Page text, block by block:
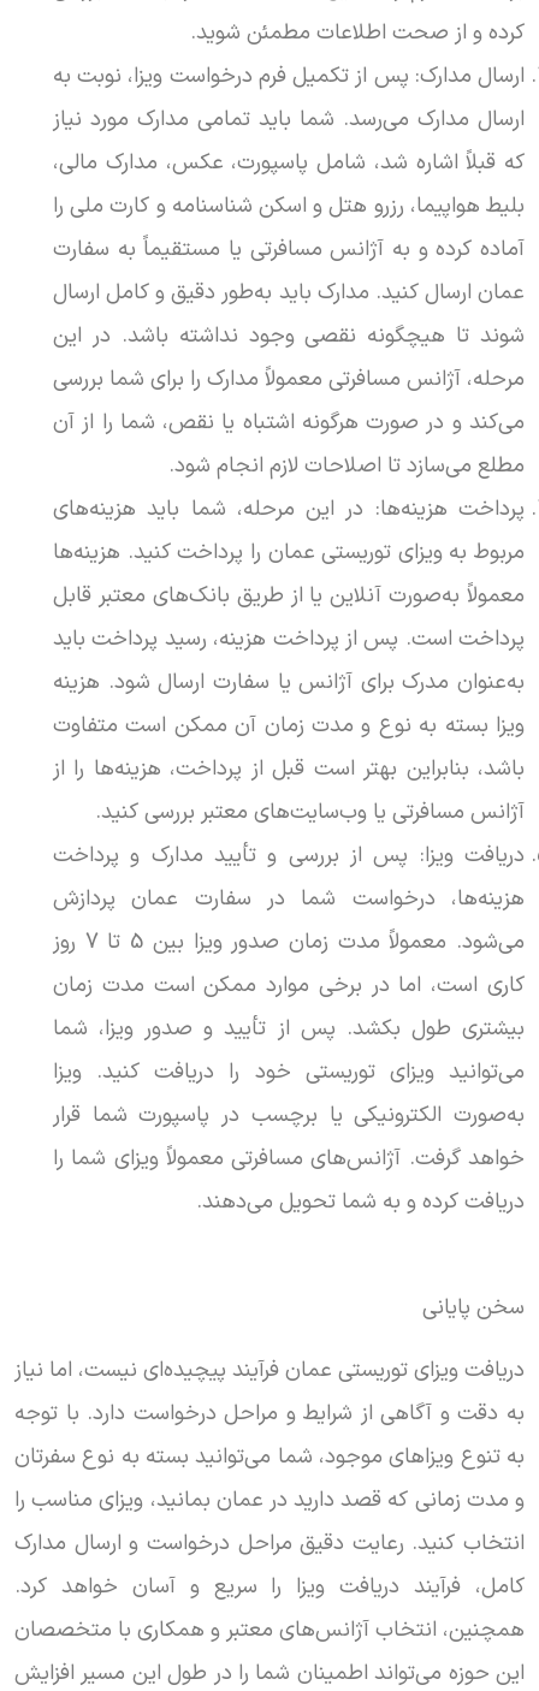
کرده و از صحت اطلاعات مطمئن شوید.
ارسال مدارک: پس از تکمیل فرم درخواست ویزا، نوبت به
ارسال مدارک می‌رسد. شما باید تمامی مدارک مورد نیاز
که قبلاً اشاره شد، شامل پاسپورت، عکس، مدارک مالی،
بلیط هواپیما، رزرو هتل و اسکن شناسنامه و کارت ملی را
آماده کرده و به آژانس مسافرتی یا مستقیماً به سفارت
عمان ارسال کنید. مدارک باید به‌طور دقیق و کامل ارسال
شوند تا هیچگونه نقصی وجود نداشته باشد. در این
مرحله، آژانس مسافرتی معمولاً مدارک را برای شما بررسی
می‌کند و در صورت هرگونه اشتباه یا نقص، شما را از آن
مطلع می‌سازد تا اصلاحات لازم انجام شود.
پرداخت هزینه‌ها: در این مرحله، شما باید هزینه‌های
مربوط به ویزای توریستی عمان را پرداخت کنید. هزینه‌ها
معمولاً به‌صورت آنلاین یا از طریق بانک‌های معتبر قابل
پرداخت است. پس از پرداخت هزینه، رسید پرداخت باید
به‌عنوان مدرک برای آژانس یا سفارت ارسال شود. هزینه
ویزا بسته به نوع و مدت زمان آن ممکن است متفاوت
باشد، بنابراین بهتر است قبل از پرداخت، هزینه‌ها را از
آژانس مسافرتی یا وب‌سایت‌های معتبر بررسی کنید.
دریافت ویزا: پس از بررسی و تأیید مدارک و پرداخت
هزینه‌ها، درخواست شما در سفارت عمان پردازش
می‌شود. معمولاً مدت زمان صدور ویزا بین 5 تا 7 روز
کاری است، اما در برخی موارد ممکن است مدت زمان
بیشتری طول بکشد. پس از تأیید و صدور ویزا، شما
می‌توانید ویزای توریستی خود را دریافت کنید. ویزا
به‌صورت الکترونیکی یا برچسب در پاسپورت شما قرار
خواهد گرفت. آژانس‌های مسافرتی معمولاً ویزای شما را
دریافت کرده و به شما تحویل می‌دهند.
سخن پایانی
دریافت ویزای توریستی عمان فرآیند پیچیده‌ای نیست، اما نیاز
به دقت و آگاهی از شرایط و مراحل درخواست دارد. با توجه
به تنوع ویزاهای موجود، شما می‌توانید بسته به نوع سفرتان
و مدت زمانی که قصد دارید در عمان بمانید، ویزای مناسب را
انتخاب کنید. رعایت دقیق مراحل درخواست و ارسال مدارک
کامل، فرآیند دریافت ویزا را سریع و آسان خواهد کرد.
همچنین، انتخاب آژانس‌های معتبر و همکاری با متخصصان
این حوزه می‌تواند اطمینان شما را در طول این مسیر افزایش